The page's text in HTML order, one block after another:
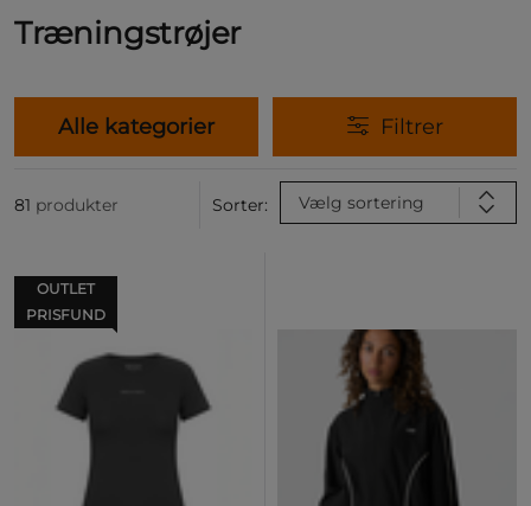
Træningstrøjer
Alle kategorier Filtrer
81 produkter Sorter: Vælg sortering
OUTLET
PRISFUND